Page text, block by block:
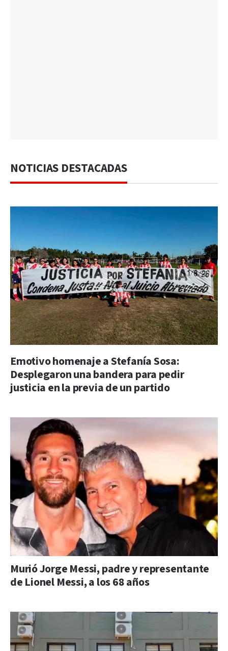
NOTICIAS DESTACADAS
Emotivo homenaje a Stefanía Sosa:
Desplegaron una bandera para pedir
justicia en la previa de un partido
Murió Jorge Messi, padre y representante
de Lionel Messi, a los 68 años